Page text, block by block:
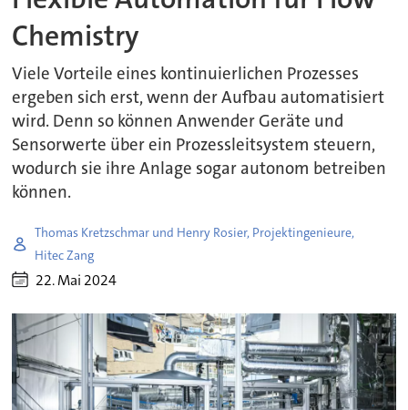
Chemistry
Viele Vorteile eines kontinuierlichen Prozesses
ergeben sich erst, wenn der Aufbau automatisiert
wird. Denn so können Anwender Geräte und
Sensorwerte über ein Prozessleitsystem steuern,
wodurch sie ihre Anlage sogar autonom betreiben
können.
Thomas Kretzschmar und Henry Rosier, Projektingenieure,
Hitec Zang
22. Mai 2024